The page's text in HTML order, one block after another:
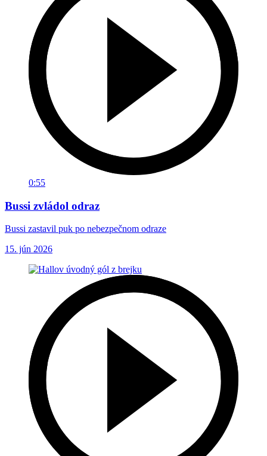
0:55
Bussi zvládol odraz
Bussi zastavil puk po nebezpečnom odraze
15. jún 2026